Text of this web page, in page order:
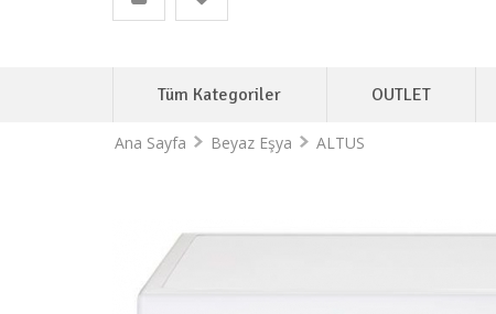
Tüm Kategoriler OUTLET
Ana Sayfa Beyaz Eşya ALTUS